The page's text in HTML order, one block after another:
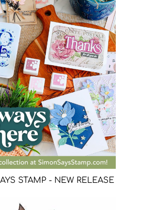
STAMP - NEW RELEASE